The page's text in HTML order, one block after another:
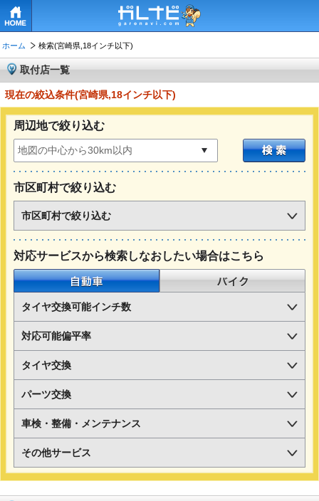
ホーム 検索(宮崎県,18インチ以下)
取付店一覧
現在の絞込条件(宮崎県,18インチ以下)
周辺地で絞り込む
市区町村で絞り込む
市区町村で絞り込む
対応サービスから検索しなおしたい場合はこちら
自動車
タイヤ交換可能インチ数
対応可能偏平率
タイヤ交換
パーツ交換
車検・整備・メンテナンス
その他サービス